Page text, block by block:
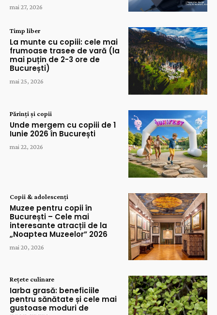
mai 27, 2026
Timp liber
La munte cu copiii: cele mai
frumoase trasee de vară (la
mai puțin de 2-3 ore de
București)
mai 25, 2026
Părinți și copii
Unde mergem cu copiii de 1
Iunie 2026 în București
mai 22, 2026
Copii & adolescenți
Muzee pentru copii în
București – Cele mai
interesante atracții de la
„Noaptea Muzeelor” 2026
mai 20, 2026
Rețete culinare
Iarba grasă: beneficiile
pentru sănătate și cele mai
gustoase moduri de